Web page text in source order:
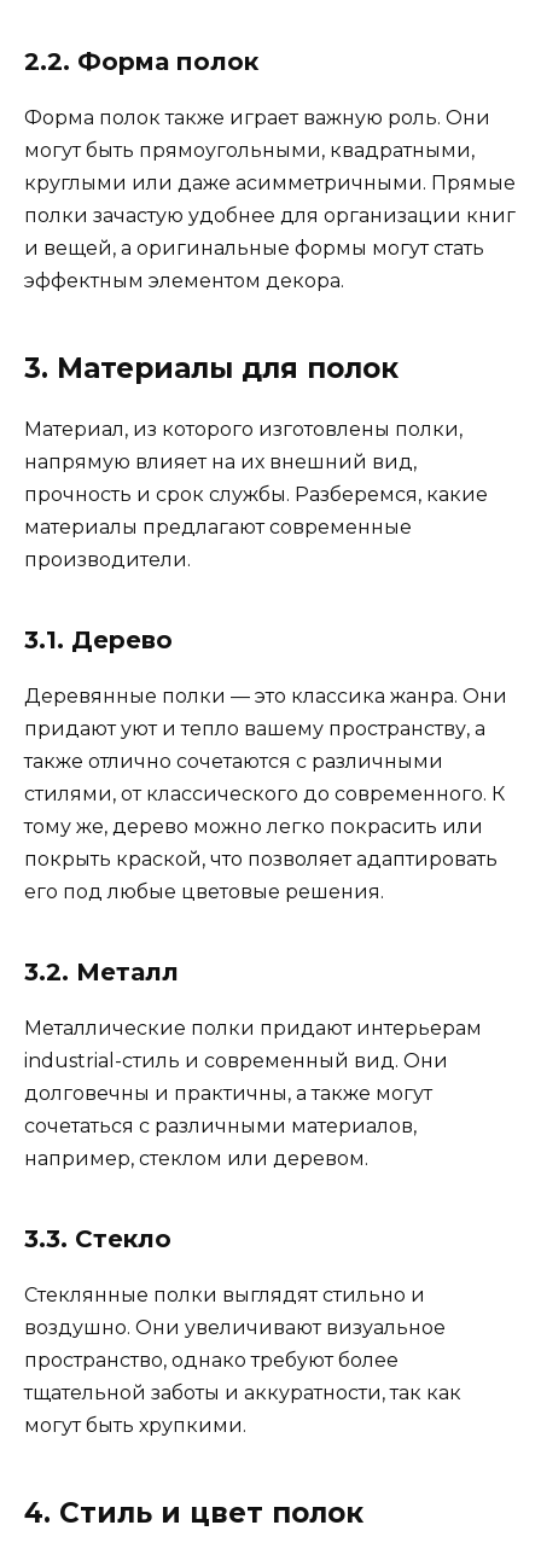
2.2. Форма полок
Форма полок также играет важную роль. Они
могут быть прямоугольными, квадратными,
круглыми или даже асимметричными. Прямые
полки зачастую удобнее для организации книг
и вещей, а оригинальные формы могут стать
эффектным элементом декора.
3. Материалы для полок
Материал, из которого изготовлены полки,
напрямую влияет на их внешний вид,
прочность и срок службы. Разберемся, какие
материалы предлагают современные
производители.
3.1. Дерево
Деревянные полки — это классика жанра. Они
придают уют и тепло вашему пространству, а
также отлично сочетаются с различными
стилями, от классического до современного. К
тому же, дерево можно легко покрасить или
покрыть краской, что позволяет адаптировать
его под любые цветовые решения.
3.2. Металл
Металлические полки придают интерьерам
industrial-стиль и современный вид. Они
долговечны и практичны, а также могут
сочетаться с различными материалов,
например, стеклом или деревом.
3.3. Стекло
Стеклянные полки выглядят стильно и
воздушно. Они увеличивают визуальное
пространство, однако требуют более
тщательной заботы и аккуратности, так как
могут быть хрупкими.
4. Стиль и цвет полок